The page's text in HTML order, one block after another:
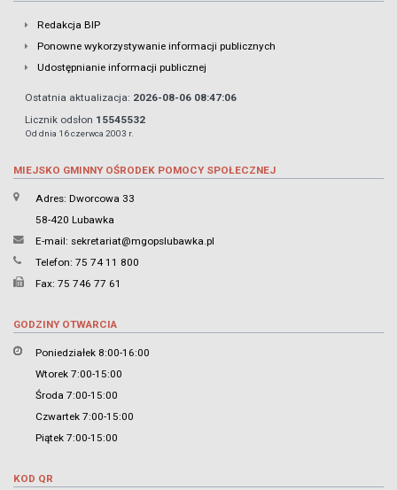
Redakcja BIP
Ponowne wykorzystywanie informacji publicznych
Udostępnianie informacji publicznej
Ostatnia aktualizacja: 2026-08-06 08:47:06
Licznik odsłon 15545532
Od dnia 16 czerwca 2003 r.
MIEJSKO GMINNY OŚRODEK POMOCY SPOŁECZNEJ
Adres: Dworcowa 33
58-420 Lubawka
E-mail: sekretariat@mgopslubawka.pl
Telefon: 75 74 11 800
Fax: 75 746 77 61
GODZINY OTWARCIA
Poniedziałek 8:00-16:00
Wtorek 7:00-15:00
Środa 7:00-15:00
Czwartek 7:00-15:00
Piątek 7:00-15:00
KOD QR